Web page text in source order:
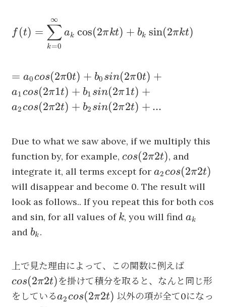
{\begin{aligned}f(t)&=\sum
_{k=0}^\infty a_k\cos (2\pi
kt) + b_k\sin (2\pi
f (t) =
k=0
∑
∞
ak cos(2πkt) + bk sin(2πkt)
=
a_0
cos(2
\pi
+
b_0
sin(2
\pi
0t)
+
a_1
cos(2
1t)
+
b_1
sin(2
= a0cos(2π0t) + b0 sin(2π0t) +
a1cos(2π1t) + b1 sin(2π1t) +
a2cos(2π2t) + b2 sin(2π2t) + ...
Due to what we saw above, if we multiply this
function by, for example, cos(2
\pi
2t)
cos(2π2t), and
integrate it, all terms except for a_2
cos(2
\pi
a2cos(2π2t)
will disappear and become 0. The result will
look as follows.. If you repeat this for both cos
and sin, for all values of k
k, you will finda_k
ak
and b_k
bk .
上で見た理由によって、この関数に例えばcos(2
\pi
2t)
cos(2π2t)を掛けて積分を取ると、なんと同じ形
をしているa_2
a2cos(2π2t) 以外の項が全て0になっ